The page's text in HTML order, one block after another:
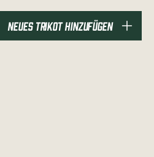
NEUES TRIKOT HINZUFÜGEN